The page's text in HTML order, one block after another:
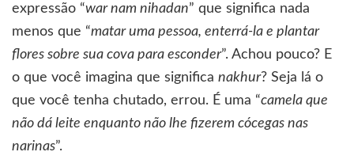
expressão “war nam nihadan” que significa nada
menos que “matar uma pessoa, enterrá-la e plantar
flores sobre sua cova para esconder”. Achou pouco? E
o que você imagina que significa nakhur? Seja lá o
que você tenha chutado, errou. É uma “camela que
não dá leite enquanto não lhe fizerem cócegas nas
narinas”.